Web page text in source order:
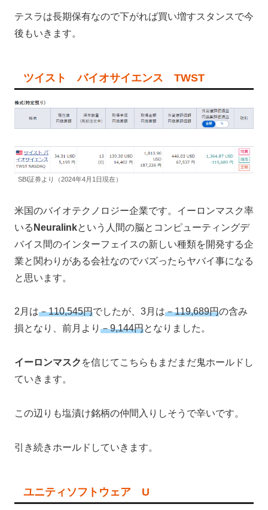
テスラは長期保有なので下がれば買い増すスタンスで今
後もいきます。
ツイスト バイオサイエンス TWST
SBI証券より（2024年4月1日現在）
米国のバイオテクノロジー企業です。イーロンマスク率
いる Neuralinkという人間の脳とコンピューティングデ
バイス間のインターフェイスの新しい種類を開発する企
業と関わりがある会社なのでバズったらヤバイ事になる
と思います。
2月は－110,545円でしたが、3月は－119,689円の含み
損となり、前月より －9,144円となりました。
イーロンマスク を信じてこちらもまだまだ鬼ホールドし
ていきます。
この辺りも塩漬け銘柄の仲間入りしそうで辛いです。
引き続きホールドしていきます。
ユニティソフトウェア U